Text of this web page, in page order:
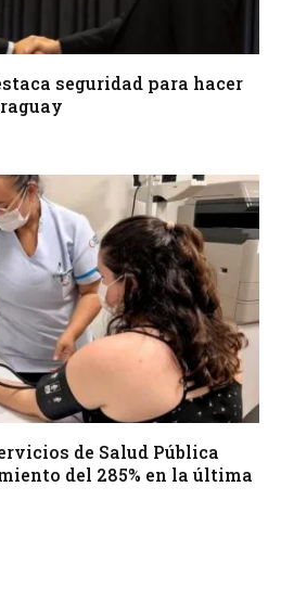
seguridad para hacer
de Salud Pública
del 285% en la última